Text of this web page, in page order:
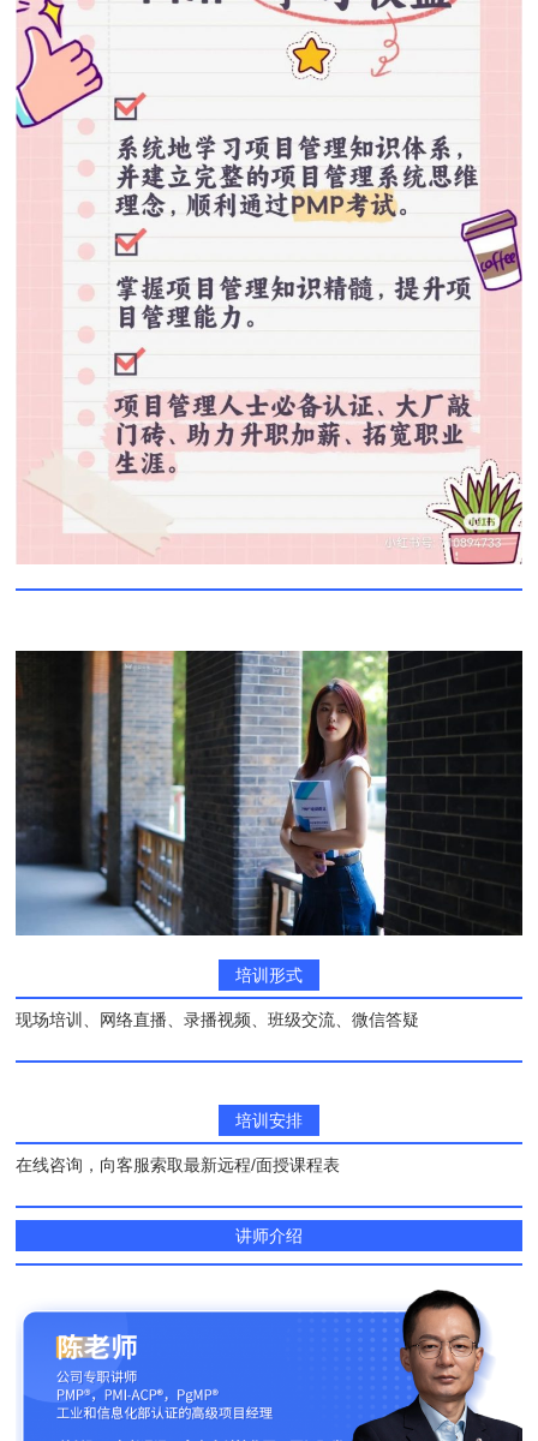
培训形式
现场培训、网络直播、录播视频、班级交流、微信答疑
培训安排
在线咨询，向客服索取最新远程/面授课程表
讲师介绍